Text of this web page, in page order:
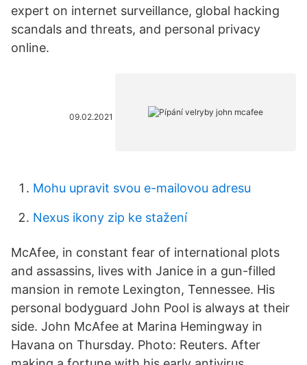
expert on internet surveillance, global hacking
scandals and threats, and personal privacy
online.
09.02.2021
Mohu upravit svou e-mailovou adresu
Nexus ikony zip ke stažení
McAfee, in constant fear of international plots
and assassins, lives with Janice in a gun-filled
mansion in remote Lexington, Tennessee. His
personal bodyguard John Pool is always at their
side. John McAfee at Marina Hemingway in
Havana on Thursday. Photo: Reuters. After